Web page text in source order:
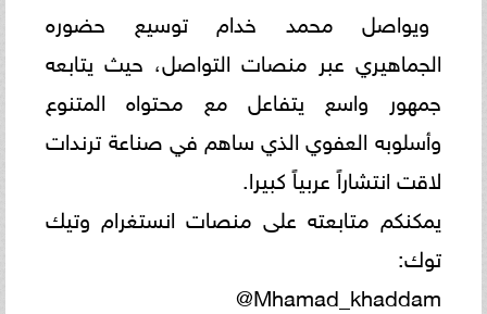
ويواصل محمد خدام توسيع حضوره
الجماهيري عبر منصات التواصل، حيث يتابعه
جمهور واسع يتفاعل مع محتواه المتنوع
وأسلوبه العفوي الذي ساهم في صناعة ترندات
لاقت انتشاراً عربياً كبيرا.
يمكنكم متابعته على منصات انستغرام وتيك
توك:
Mhamad_khaddam@